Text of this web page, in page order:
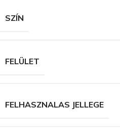
SZÍN
FELÜLET
FELHASZNALAS JELLEGE